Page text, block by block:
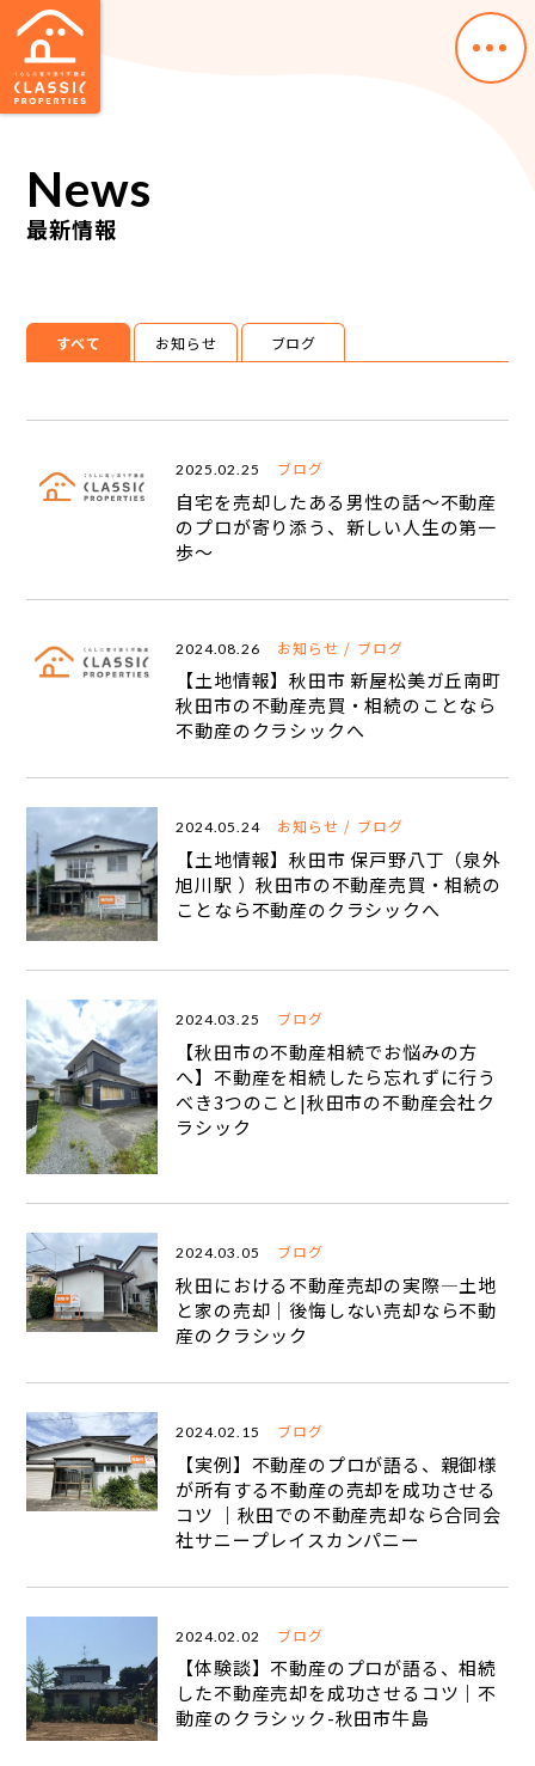
ホーム
お知らせ ブログ
仲介売却 不動産買取
相続・空き家相談
住み替え・離婚時の売却
会社情報
選ばれる理由・強み
代表挨拶・スタッフ紹介
会社案内
よくある質問Q＆A
不動産を買いたい方
お問い合わせ・無料査定
運営会社 合同会社サニープレイスカンパニー
〒010-0063
TEL : 018-807-5657
FAX : 018-803-7286
E-mail : classic@sunnyplacecompany.com
News
最新情報
すべて お知らせ ブログ
2025.02.25 ブログ
自宅を売却したある男性の話〜不動産
のプロが寄り添う、新しい人生の第一
歩〜
2024.08.26 お知らせ ブログ
【土地情報】秋田市 新屋松美ガ丘南町
秋田市の不動産売買・相続のことなら
不動産のクラシックへ
2024.05.24 お知らせ ブログ
【土地情報】秋田市 保戸野八丁（泉外
旭川駅 ）秋田市の不動産売買・相続の
ことなら不動産のクラシックへ
2024.03.25 ブログ
【秋田市の不動産相続でお悩みの方
へ】不動産を相続したら忘れずに行う
べき3つのこと|秋田市の不動産会社ク
ラシック
2024.03.05 ブログ
秋田における不動産売却の実際―土地
と家の売却｜後悔しない売却なら不動
産のクラシック
2024.02.15 ブログ
【実例】不動産のプロが語る、親御様
が所有する不動産の売却を成功させる
コツ ｜秋田での不動産売却なら合同会
社サニープレイスカンパニー
2024.02.02 ブログ
【体験談】不動産のプロが語る、相続
した不動産売却を成功させるコツ｜不
動産のクラシック-秋田市牛島